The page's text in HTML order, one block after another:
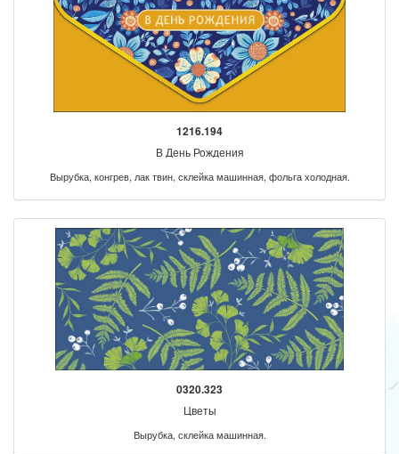
1216.194
В День Рождения
Вырубка, конгрев, лак твин, склейка машинная, фольга холодная.
0320.323
Цветы
Вырубка, склейка машинная.